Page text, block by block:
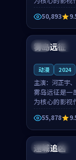
绕危机、反转
长展开，整体
凑，值得推荐
50,893
美国 完结
雾岛远征
动漫 2024
主演： 河正宇
等
雾岛远征是一
为核心的影视
绕危机、反转
长展开，整体
凑，值得推荐
55,878
英国 院线
迷城追凶